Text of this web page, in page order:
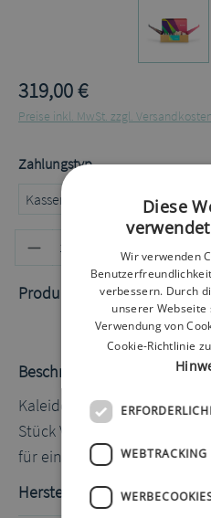
319,00 €
Preise inkl. MwSt. zzgl. Versandkosten
Zahlungstypauswählen
Kassenrezept
Privatrezept
Produkt
Produktnummer:
Beschreibung
Kaleido Top-up Kit 2
Stück Verbrauchsmaterial
für einen Monat: Infusio…
Hersteller-Informationen
Diese
Wir verwenden
verbessern. Durch
unserer
Verwendung von
Cookie-Richtlinie
WEBTRACKING